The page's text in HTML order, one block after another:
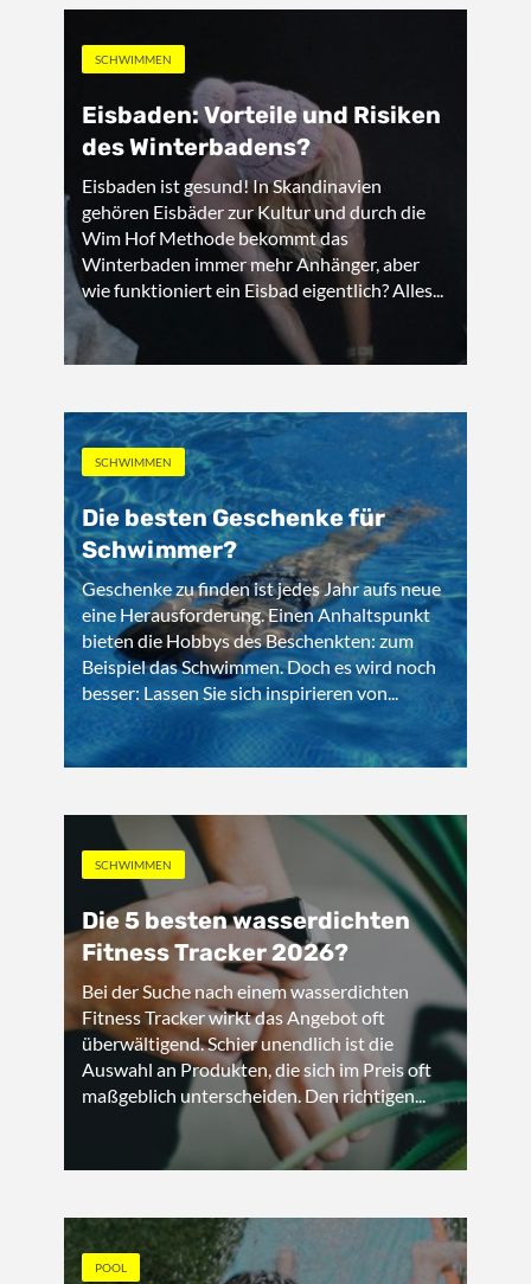
SCHWIMMEN
Eisbaden: Vorteile und Risiken
des Winterbadens?
Eisbaden ist gesund! In Skandinavien
gehören Eisbäder zur Kultur und durch die
Wim Hof Methode bekommt das
Winterbaden immer mehr Anhänger, aber
wie funktioniert ein Eisbad eigentlich? Alles...
SCHWIMMEN
Die besten Geschenke für
Schwimmer?
Geschenke zu finden ist jedes Jahr aufs neue
eine Herausforderung. Einen Anhaltspunkt
bieten die Hobbys des Beschenkten: zum
Beispiel das Schwimmen. Doch es wird noch
besser: Lassen Sie sich inspirieren von...
SCHWIMMEN
Die 5 besten wasserdichten
Fitness Tracker 2026?
Bei der Suche nach einem wasserdichten
Fitness Tracker wirkt das Angebot oft
überwältigend. Schier unendlich ist die
Auswahl an Produkten, die sich im Preis oft
maßgeblich unterscheiden. Den richtigen...
POOL